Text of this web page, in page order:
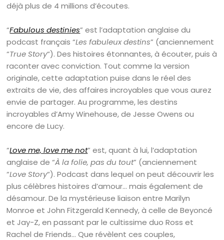
déjà plus de 4 millions d’écoutes.
“Fabulous destinies” est l’adaptation anglaise du
podcast français “Les fabuleux destins” (anciennement
“True Story“). Des histoires étonnantes, à écouter, puis à
raconter avec conviction. Tout comme la version
originale, cette adaptation puise dans le réel des
extraits de vie, des affaires incroyables que vous aurez
envie de partager. Au programme, les destins
incroyables d’Amy Winehouse, de Jesse Owens ou
encore de Lucy.
“Love me, love me not” est, quant à lui, l’adaptation
anglaise de “À la folie, pas du tout” (anciennement
“Love Story“). Podcast dans lequel on peut découvrir les
plus célèbres histoires d’amour… mais également de
désamour. De la mystérieuse liaison entre Marilyn
Monroe et John Fitzgerald Kennedy, à celle de Beyoncé
et Jay-Z, en passant par le cultissime duo Ross et
Rachel de Friends… Que révèlent ces couples,